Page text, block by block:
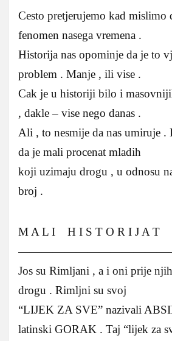
Cesto pretjerujemo kad mislimo
fenomen nasega vremena .
Historija nas opominje da je to
problem . Manje , ili vise .
Cak je u historiji bilo i
, dakle – vise nego danas .
Ali , to nesmije da nas umiruje .
da je mali procenat mladih
koji uzimaju drogu , u odnosu
broj .
M A L I H I S T O R I J A T
Jos su Rimljani , a i oni prije
drogu . Rimljni su svoj
“LIJEK ZA SVE” nazivali
latinski GORAK . Taj “lijek za